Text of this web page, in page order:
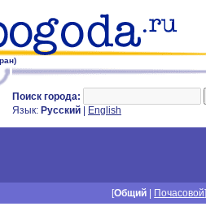
Поиск города:
Язык: Русский English
[Общий Почасовой